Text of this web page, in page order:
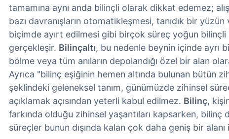
tamamına aynı anda bilinçli olarak dikkat edemez;
bazı davranışların otomatikleşmesi, tanıdık bir yüzün
biçimde ayırt edilmesi gibi birçok süreç yoğun
gerçekleşir. Bilinçaltı, bu nedenle beynin içinde ayrı
bölme veya tüm anıların depolandığı özel bir alan
Ayrıca "bilinç eşiğinin hemen altında bulunan bütün
şeklindeki geleneksel tanım, günümüzde zihinsel
açıklamak açısından yeterli kabul edilmez. Bilinç,
farkında olduğu zihinsel yaşantıları kapsarken, bilinç
süreçler bunun dışında kalan çok daha geniş bir alanı